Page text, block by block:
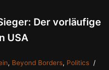
Der vorläufige
USA
, Beyond Borders, Politics